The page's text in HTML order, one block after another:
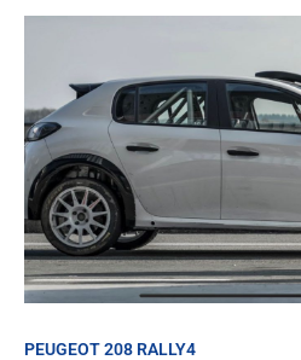
PEUGEOT 208 RALLY4